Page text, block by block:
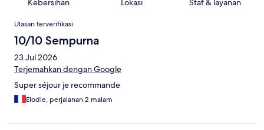
Kebersihan Lokasi Staf & layanan
Ulasan
Ulasan terverifikasi
10/10 Sempurna
23 Jul 2026
Terjemahkan dengan Google
Super séjour je recommande
Elodie, perjalanan 2 malam